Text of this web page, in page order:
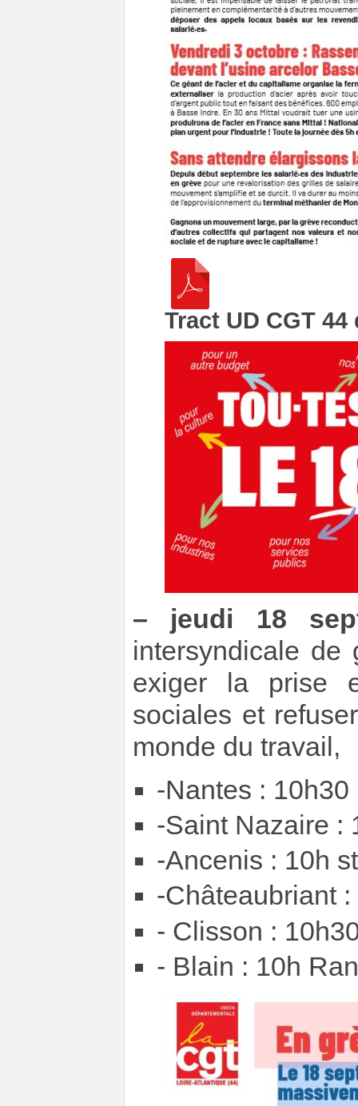
Tract UD CGT
–
jeudi 18
intersyndicale de
exiger la prise
sociales et
monde du travail,
-Nantes : 10h30
-Saint Nazaire :
-Ancenis : 10h
-Châteaubriant
- Clisson :
- Blain : 10h